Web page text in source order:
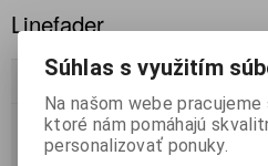
Linefader
Zoradiť podľa:
Katalóg
Súhlas s využitím
Na našom webe
ktoré nám pomáhajú
personalizovať ponuky.